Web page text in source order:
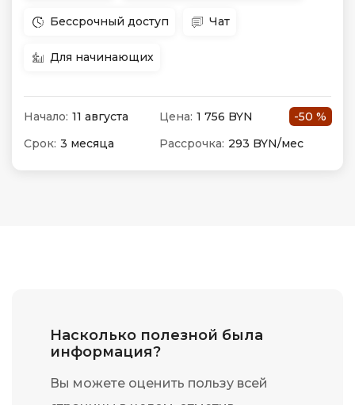
Бессрочный доступ Чат
Для начинающих
Начало: 11 августа Цена: 1 756 BYN
-50 %
Срок: 3 месяца Рассрочка: 293 BYN/мес
Насколько полезной была
информация?
Вы можете оценить пользу всей